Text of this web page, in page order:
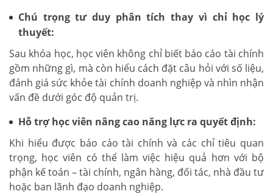
Chú trọng tư duy phân tích thay vì chỉ học lý
thuyết:
Sau khóa học, học viên không chỉ biết báo cáo tài chính
gồm những gì, mà còn hiểu cách đặt câu hỏi với số liệu,
đánh giá sức khỏe tài chính doanh nghiệp và nhìn nhận
vấn đề dưới góc độ quản trị.
Hỗ trợ học viên nâng cao năng lực ra quyết định:
Khi hiểu được báo cáo tài chính và các chỉ tiêu quan
trọng, học viên có thể làm việc hiệu quả hơn với bộ
phận kế toán – tài chính, ngân hàng, đối tác, nhà đầu tư
hoặc ban lãnh đạo doanh nghiệp.